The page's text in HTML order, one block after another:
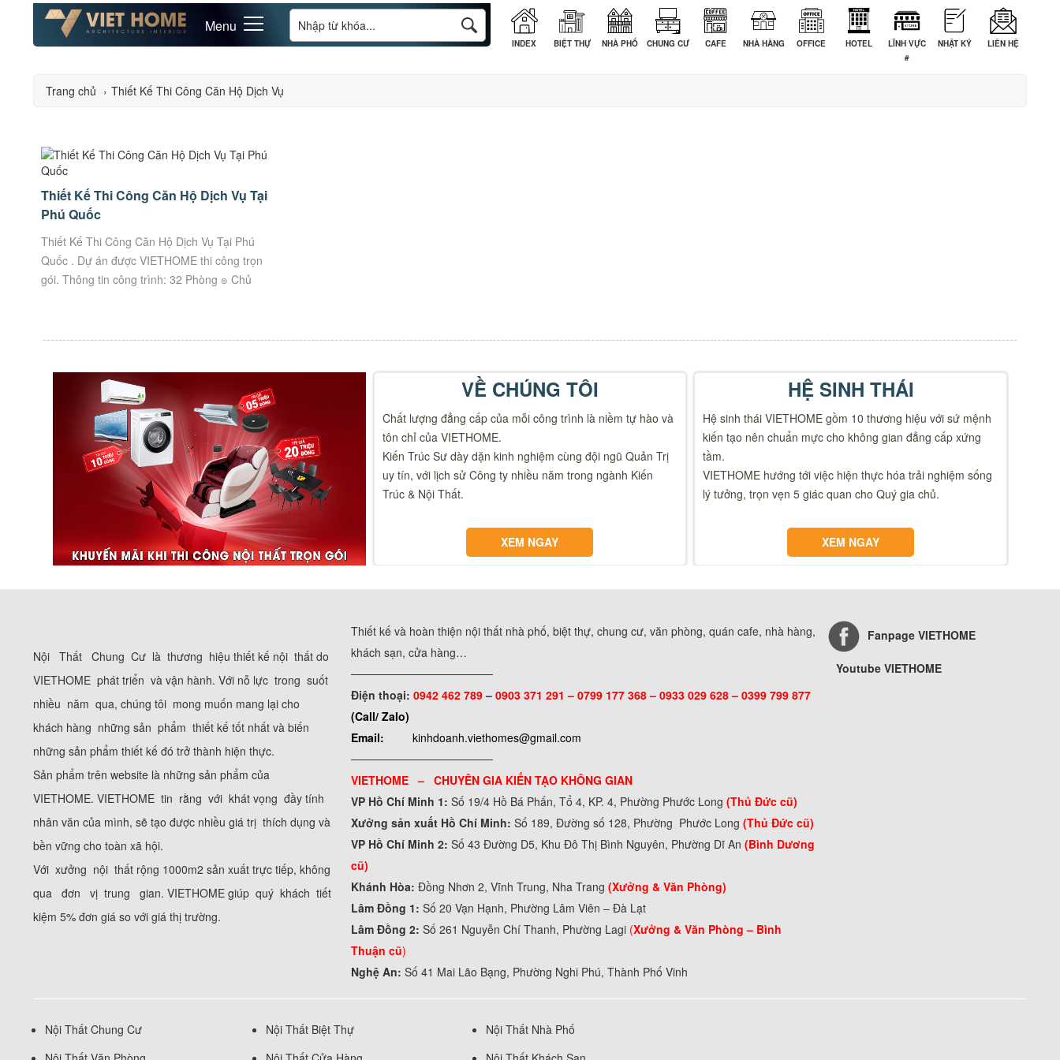
Menu
INDEX BIỆT THỰ NHÀ PHỐ CHUNG CƯ CAFE NHÀ HÀNG OFFICE HOTEL
LĨNH VỰC
#
NHẬT KÝ LIÊN HỆ
Trang chủ › Thiết Kế Thi Công Căn Hộ Dịch Vụ
Thiết Kế Thi Công Căn Hộ Dịch Vụ Tại
Phú Quốc
Thiết Kế Thi Công Căn Hộ Dịch Vụ Tại Phú
Quốc . Dự án được VIETHOME thi công trọn
gói. Thông tin công trình: 32 Phòng ๏ Chủ
VỀ CHÚNG TÔI
Chất lượng đẳng cấp của mỗi công trình là niềm tự hào và
tôn chỉ của VIETHOME.
Kiến Trúc Sư dày dặn kinh nghiệm cùng đội ngũ Quản Trị
uy tín, với lịch sử Công ty nhiều năm trong ngành Kiến
Trúc & Nội Thất.
XEM NGAY
HỆ SINH THÁI
Hệ sinh thái VIETHOME gồm 10 thương hiệu với sứ mệnh
kiến tạo nên chuẩn mực cho không gian đẳng cấp xứng
tầm.
VIETHOME hướng tới việc hiện thực hóa trải nghiệm sống
lý tưởng, trọn vẹn 5 giác quan cho Quý gia chủ.
XEM NGAY
Nội Thất Chung Cư là thương hiệu thiết kế nội thất do
VIETHOME phát triển và vận hành. Với nỗ lực trong suốt
nhiều năm qua, chúng tôi mong muốn mang lại cho
khách hàng những sản phẩm thiết kế tốt nhất và biến
những sản phẩm thiết kế đó trở thành hiện thực.
Sản phẩm trên website là những sản phẩm của
VIETHOME. VIETHOME tin rằng với khát vọng đầy tính
nhân văn của mình, sẽ tạo được nhiều giá trị thích dụng và
bền vững cho toàn xã hội.
Với xưởng nội thất rộng 1000m2 sản xuất trực tiếp, không
qua đơn vị trung gian. VIETHOME giúp quý khách tiết
kiệm 5% đơn giá so với giá thị trường.
Thiết kế và hoàn thiện nội thất nhà phố, biệt thự, chung cư, văn phòng, quán cafe, nhà hàng,
khách sạn, cửa hàng…
──────────────────
Điện thoại:0942 462 789–0903 371 291 –0799 177 368 – 0933 029 628 – 0399 799 877
(Call/ Zalo)
Email:
kinhdoanh.viethomes@gmail.com
──────────────────
VIETHOME – CHUYÊN GIA KIẾN TẠO KHÔNG GIAN
VP Hồ Chí Minh 1: Số 19/4 Hồ Bá Phấn, Tổ 4, KP. 4, Phường Phước Long(Thủ Đức cũ)
Xưởng sản xuất Hồ Chí Minh: Số 189, Đường số 128, Phường Phước Long(Thủ Đức cũ)
VP Hồ Chí Minh 2: Số 43 Đường D5, Khu Đô Thị Bình Nguyên, Phường Dĩ An (Bình Dương
cũ)
Khánh Hòa:Đồng Nhơn 2, Vĩnh Trung, Nha Trang (Xưởng & Văn Phòng)
Lâm Đồng 1:Số 20 Vạn Hạnh, Phường Lâm Viên – Đà Lạt
Lâm Đồng 2:Số 261 Nguyễn Chí Thanh, Phường Lagi (Xưởng & Văn Phòng – Bình
Thuận cũ)
Nghệ An: Số 41 Mai Lão Bạng, Phường Nghi Phú, Thành Phố Vinh
Fanpage VIETHOME
Youtube VIETHOME
Nội Thất Chung Cư Nội Thất Biệt Thự
Nội Thất Nhà Phố